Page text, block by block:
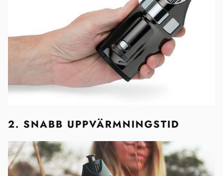
2. SNABB UPPVÄRMNINGSTID